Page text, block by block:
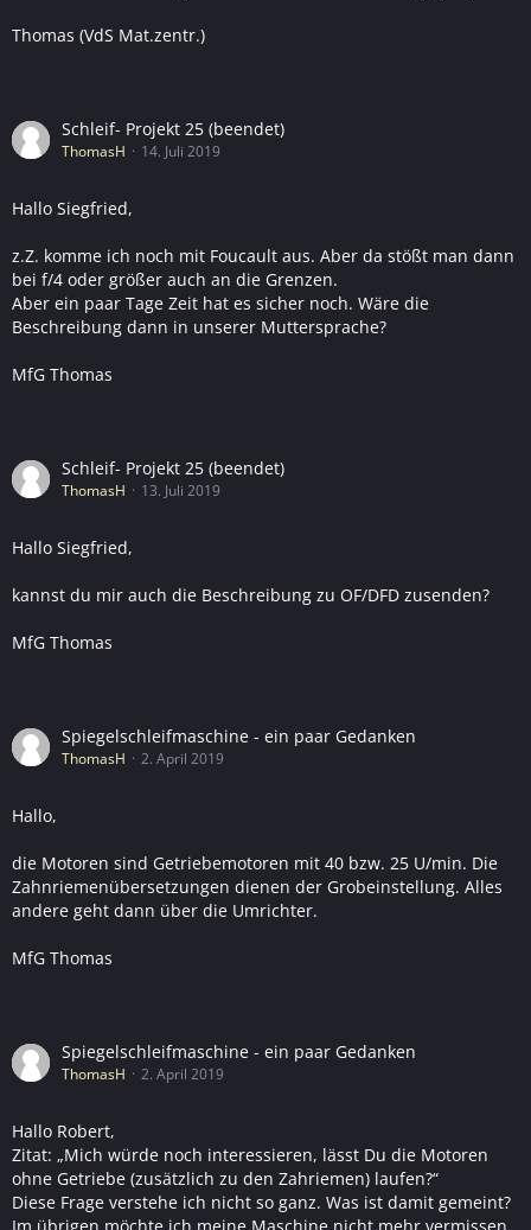
Thomas (VdS Mat.zentr.)
Schleif- Projekt 25 (beendet)
ThomasH 14. Juli 2019
Hallo Siegfried,
z.Z. komme ich noch mit Foucault aus. Aber da stößt man dann
bei f/4 oder größer auch an die Grenzen.
Aber ein paar Tage Zeit hat es sicher noch. Wäre die
Beschreibung dann in unserer Muttersprache?
MfG Thomas
Schleif- Projekt 25 (beendet)
ThomasH 13. Juli 2019
Hallo Siegfried,
kannst du mir auch die Beschreibung zu OF/DFD zusenden?
MfG Thomas
Spiegelschleifmaschine - ein paar Gedanken
ThomasH 2. April 2019
Hallo,
die Motoren sind Getriebemotoren mit 40 bzw. 25 U/min. Die
Zahnriemenübersetzungen dienen der Grobeinstellung. Alles
andere geht dann über die Umrichter.
MfG Thomas
Spiegelschleifmaschine - ein paar Gedanken
ThomasH 2. April 2019
Hallo Robert,
Zitat: „Mich würde noch interessieren, lässt Du die Motoren
ohne Getriebe (zusätzlich zu den Zahriemen) laufen?“
Diese Frage verstehe ich nicht so ganz. Was ist damit gemeint?